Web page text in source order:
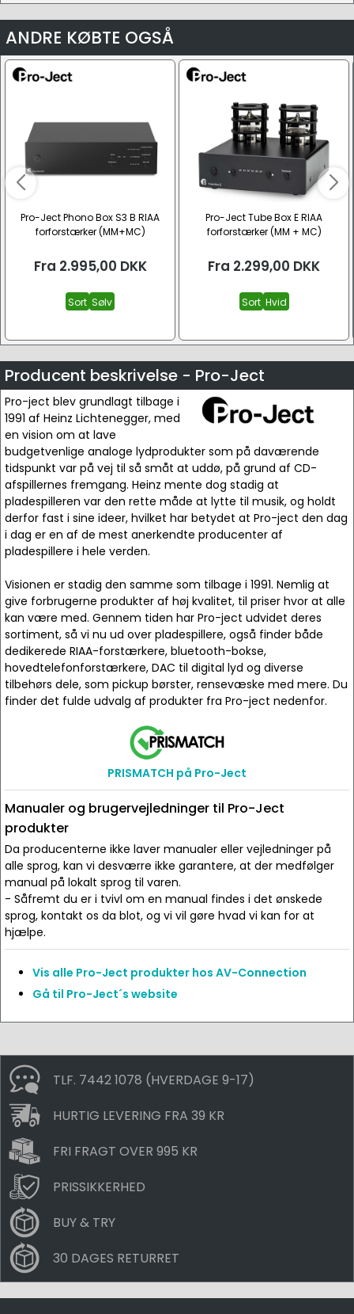
ANDRE KØBTE OGSÅ
Pro-Ject Phono Box S3 B RIAA
forforstærker (MM+MC)
Fra 2.995,00 DKK
Sort Sølv
Pro-Ject Tube Box E RIAA
forforstærker (MM + MC)
Fra 2.299,00 DKK
Sort Hvid
Producent beskrivelse - Pro-Ject
Pro-ject blev grundlagt tilbage i
1991 af Heinz Lichtenegger, med
en vision om at lave
budgetvenlige analoge lydprodukter som på daværende
tidspunkt var på vej til så småt at uddø, på grund af CD-
afspillernes fremgang. Heinz mente dog stadig at
pladespilleren var den rette måde at lytte til musik, og holdt
derfor fast i sine ideer, hvilket har betydet at Pro-ject den dag
i dag er en af de mest anerkendte producenter af
pladespillere i hele verden.
Visionen er stadig den samme som tilbage i 1991. Nemlig at
give forbrugerne produkter af høj kvalitet, til priser hvor at alle
kan være med. Gennem tiden har Pro-ject udvidet deres
sortiment, så vi nu ud over pladespillere, også finder både
dedikerede RIAA-forstærkere, bluetooth-bokse,
hovedtelefonforstærkere, DAC til digital lyd og diverse
tilbehørs dele, som pickup børster, rensevæske med mere. Du
finder det fulde udvalg af produkter fra Pro-ject nedenfor.
PRISMATCH på Pro-Ject
Manualer og brugervejledninger til Pro-Ject
produkter
Da producenterne ikke laver manualer eller vejledninger på
alle sprog, kan vi desværre ikke garantere, at der medfølger
manual på lokalt sprog til varen.
- Såfremt du er i tvivl om en manual findes i det ønskede
sprog, kontakt os da blot, og vi vil gøre hvad vi kan for at
hjælpe.
Vis alle Pro-Ject produkter hos AV-Connection
Gå til Pro-Ject´s website
TLF. 7442 1078 (HVERDAGE 9-17)
HURTIG LEVERING FRA 39 KR
FRI FRAGT OVER 995 KR
PRISSIKKERHED
BUY & TRY
30 DAGES RETURRET